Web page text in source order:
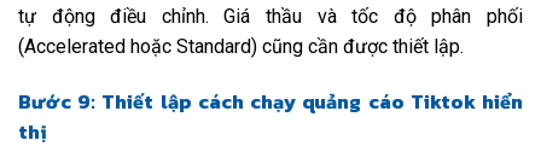
tự động điều chỉnh. Giá thầu và tốc độ phân phối
(Accelerated hoặc Standard) cũng cần được thiết lập.
Bước 9: Thiết lập cách chạy quảng cáo Tiktok hiển
thị